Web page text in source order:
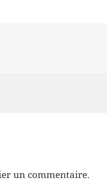
un commentaire.